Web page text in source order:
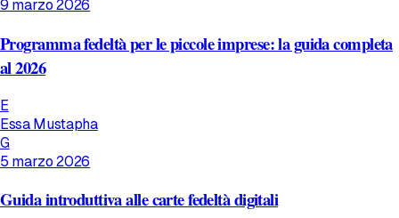
9 marzo 2026
Programma fedeltà per le piccole imprese: la guida completa
al 2026
E
Essa Mustapha
G
5 marzo 2026
Guida introduttiva alle carte fedeltà digitali